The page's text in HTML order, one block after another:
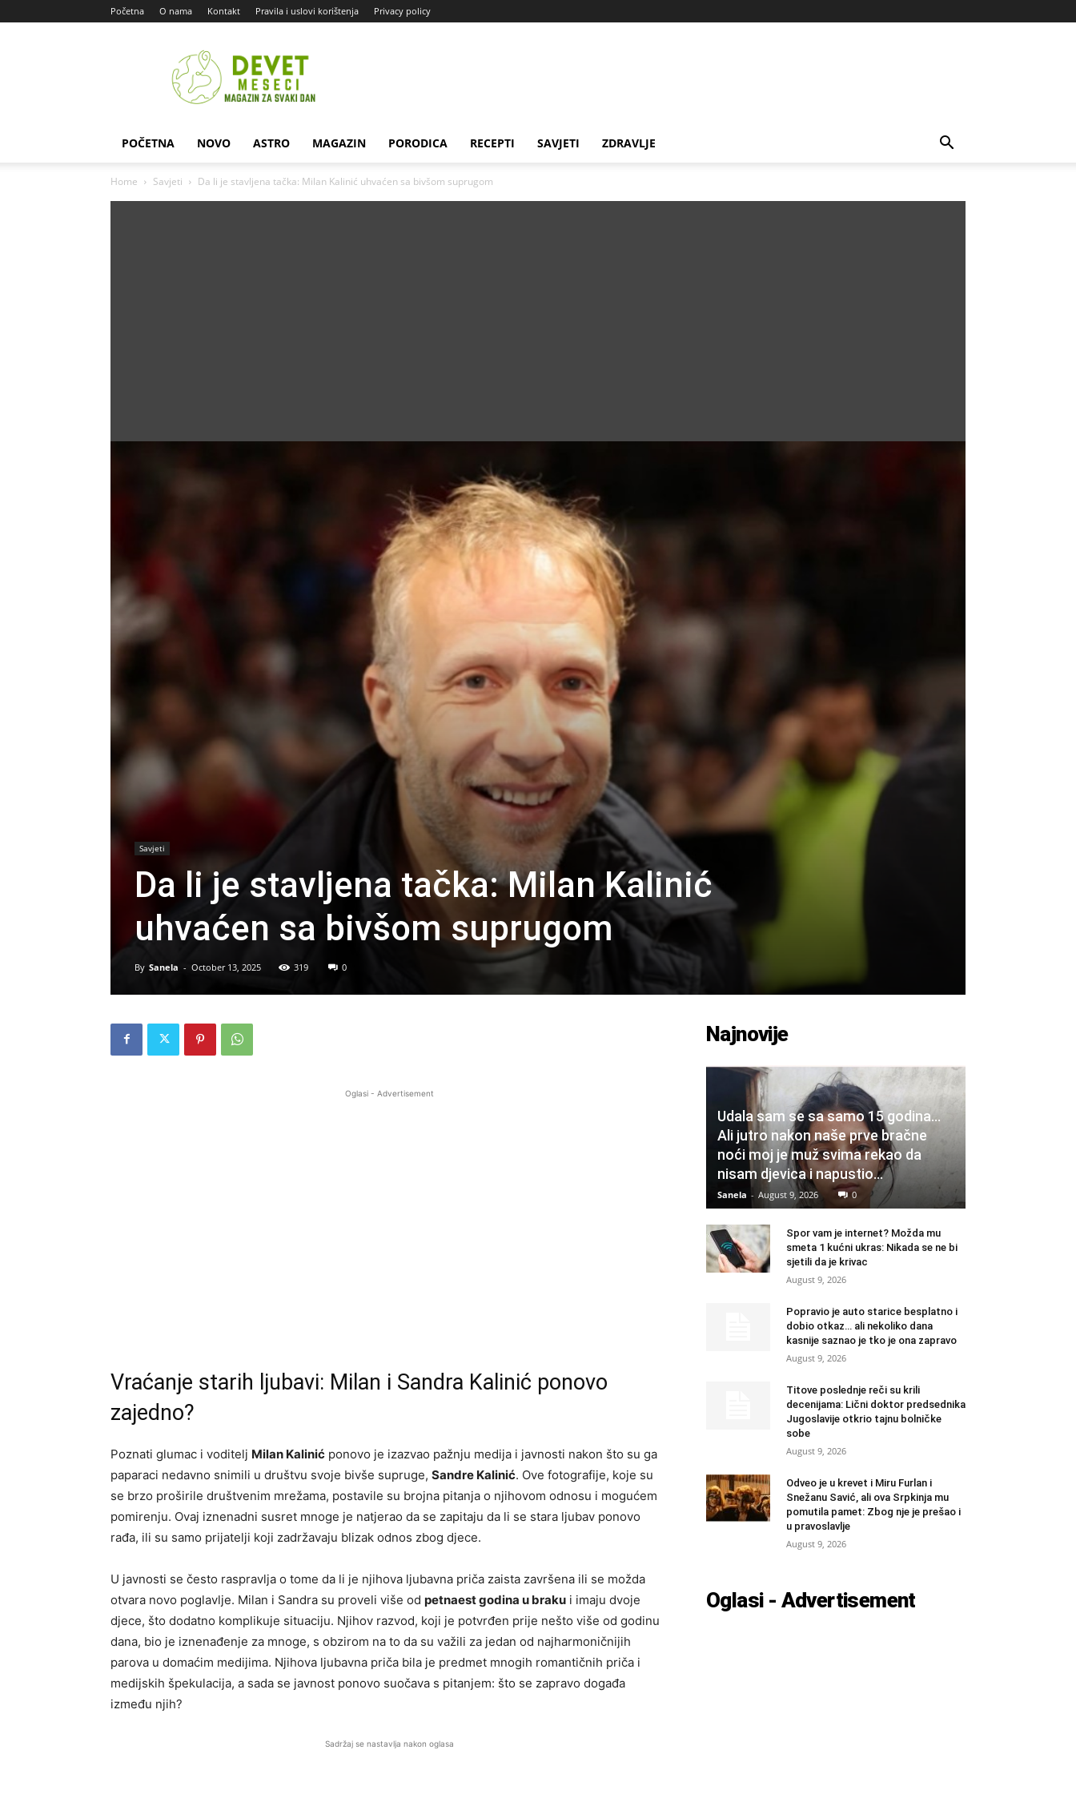
Početna O nama Kontakt Pravila i uslovi korištenja Privacy policy
Devet
Meseci
POČETNA NOVO ASTRO MAGAZIN PORODICA RECEPTI SAVJETI ZDRAVLJE
Home Savjeti Da li je stavljena tačka: Milan Kalinić uhvaćen sa bivšom suprugom
Savjeti
Da li je stavljena tačka: Milan Kalinić
uhvaćen sa bivšom suprugom
By Sanela - October 13, 2025 319 0
Oglasi - Advertisement
Vraćanje starih ljubavi: Milan i Sandra Kalinić ponovo
zajedno?
Poznati glumac i voditelj Milan Kalinić ponovo je izazvao pažnju medija i javnosti nakon što su ga
paparaci nedavno snimili u društvu svoje bivše supruge, Sandre Kalinić. Ove fotografije, koje su
se brzo proširile društvenim mrežama, postavile su brojna pitanja o njihovom odnosu i mogućem
pomirenju. Ovaj iznenadni susret mnoge je natjerao da se zapitaju da li se stara ljubav ponovo
rađa, ili su samo prijatelji koji zadržavaju blizak odnos zbog djece.
U javnosti se često raspravlja o tome da li je njihova ljubavna priča zaista završena ili se možda
otvara novo poglavlje. Milan i Sandra su proveli više od petnaest godina u braku i imaju dvoje
djece, što dodatno komplikuje situaciju. Njihov razvod, koji je potvrđen prije nešto više od godinu
dana, bio je iznenađenje za mnoge, s obzirom na to da su važi­li za jedan od najharmoničnijih
parova u domaćim medijima. Njihova ljubavna priča bila je predmet mnogih romantičnih priča i
medijskih špekulacija, a sada se javnost ponovo suočava s pitanjem: što se zapravo događa
između njih?
Sadržaj se nastavlja nakon oglasa
Najnovije
Udala sam se sa samo 15 godina…
Ali jutro nakon naše prve bračne
noći moj je muž svima rekao da
nisam djevica i napustio...
Sanela - August 9, 2026 0
Spor vam je internet? Možda mu
smeta 1 kućni ukras: Nikada se ne bi
sjetili da je krivac
August 9, 2026
Popravio je auto starice besplatno i
dobio otkaz… ali nekoliko dana
kasnije saznao je tko je ona zapravo
August 9, 2026
Titove poslednje reči su krili
decenijama: Lični doktor predsednika
Jugoslavije otkrio tajnu bolničke
sobe
August 9, 2026
Odveo je u krevet i Miru Furlan i
Snežanu Savić, ali ova Srpkinja mu
pomutila pamet: Zbog nje je prešao i
u pravoslavlje
August 9, 2026
Oglasi - Advertisement